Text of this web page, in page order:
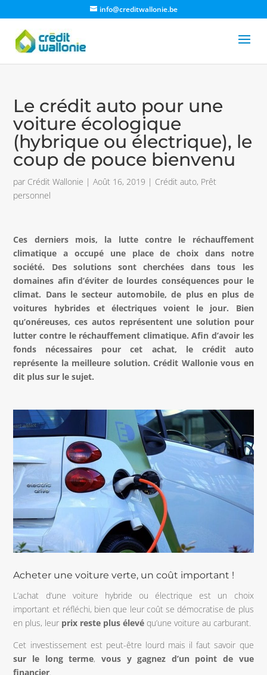
info@creditwallonie.be
Le crédit auto pour une
voiture écologique
(hybrique ou électrique), le
coup de pouce bienvenu
par Crédit Wallonie |Août 16, 2019 | Crédit auto, Prêt
personnel
Ces derniers mois, la lutte contre le réchauffement
climatique a occupé une place de choix dans notre
société. Des solutions sont cherchées dans tous les
domaines afin d’éviter de lourdes conséquences pour le
climat. Dans le secteur automobile, de plus en plus de
voitures hybrides et électriques voient le jour. Bien
qu’onéreuses, ces autos représentent une solution pour
lutter contre le réchauffement climatique. Afin d’avoir les
fonds nécessaires pour cet achat, le crédit auto
représente la meilleure solution. Crédit Wallonie vous en
dit plus sur le sujet.
Acheter une voiture verte, un coût important !
L’achat d’une voiture hybride ou électrique est un choix
important et réfléchi, bien que leur coût se démocratise de plus
en plus, leur prix reste plus élevé qu’une voiture au carburant.
Cet investissement est peut-être lourd mais il faut savoir que
sur le long terme, vous y gagnez d’un point de vue
financier.